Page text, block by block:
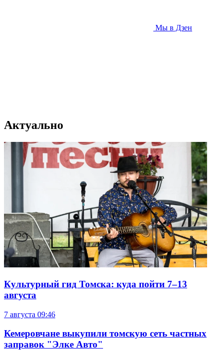
Мы в Дзен
Актуально
Культурный гид Томска: куда пойти 7–13
августа
7 августа 09:46
Кемеровчане выкупили томскую сеть частных
заправок "Элке Авто"